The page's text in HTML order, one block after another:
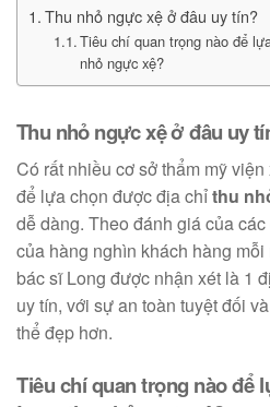
Thu nhỏ ngực xệ ở đâu uy tín?
Tiêu chí quan trọng nào để
nhỏ ngực xệ?
Thu nhỏ ngực xệ ở đâu uy
Có rất nhiều cơ sở thẩm mỹ
để lựa chọn được địa chỉthu
dễ dàng. Theo đánh giá của
của hàng nghìn khách hàng
bác sĩ Long được nhận xét là 1
uy tín, với sự an toàn tuyệt đối
thể đẹp hơn.
Tiêu chí quan trọng nào để